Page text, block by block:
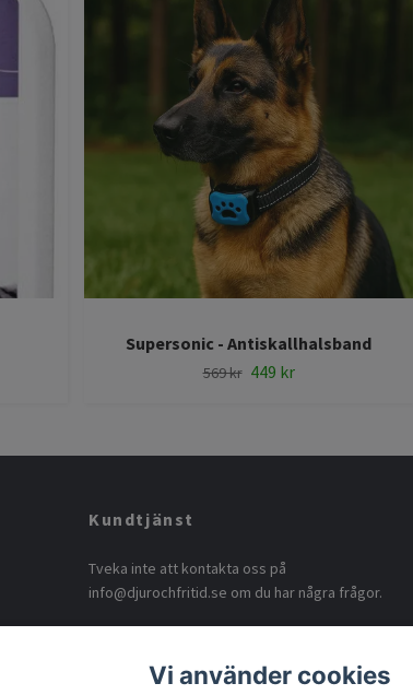
Supersonic - Antiskallhalsband
569 kr 449 kr
Kundtjänst
Tveka inte att kontakta oss på
info@djurochfritid.se om du har några frågor.
Vi använder cookies